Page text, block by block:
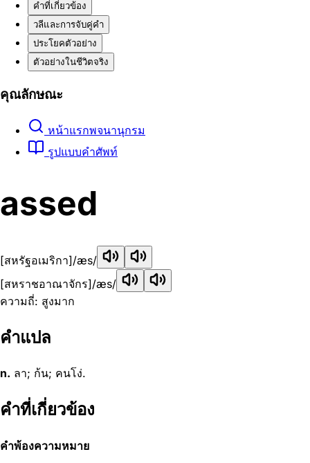
คำที่เกี่ยวข้อง
วลีและการจับคู่คำ
ประโยคตัวอย่าง
ตัวอย่างในชีวิตจริง
คุณลักษณะ
หน้าแรกพจนานุกรม
รูปแบบคำศัพท์
assed
[สหรัฐอเมริกา]/æs/
[สหราชอาณาจักร]/æs/
ความถี่: สูงมาก
คำแปล
n. ลา; ก้น; คนโง่.
คำที่เกี่ยวข้อง
คำพ้องความหมาย